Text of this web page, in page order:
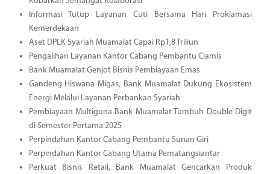
Informasi Tutup Layanan Cuti Bersama Hari Proklamasi
Kemerdekaan
Aset DPLK Syariah Muamalat Capai Rp1,8 Triliun
Pengalihan Layanan Kantor Cabang Pembantu Ciamis
Bank Muamalat Genjot Bisnis Pembiayaan Emas
Gandeng Hiswana Migas, Bank Muamalat Dukung Ekosistem
Energi Melalui Layanan Perbankan Syariah
Pembiayaan Multiguna Bank Muamalat Tumbuh Double Digit
di Semester Pertama 2025
Perpindahan Kantor Cabang Pembantu Sunan Giri
Perpindahan Kantor Cabang Utama Pematangsiantar
Perkuat Bisnis Retail, Bank Muamalat Gencarkan Produk